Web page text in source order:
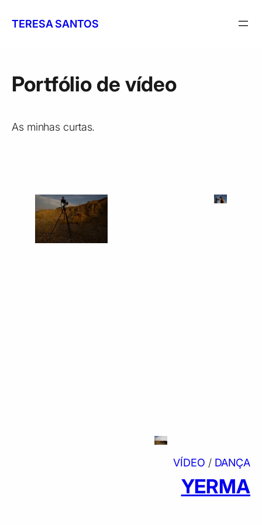
paraTERESA SANTOS
Portfólio de vídeo
As minhas curtas.
VÍDEO / DANÇA
YERMA